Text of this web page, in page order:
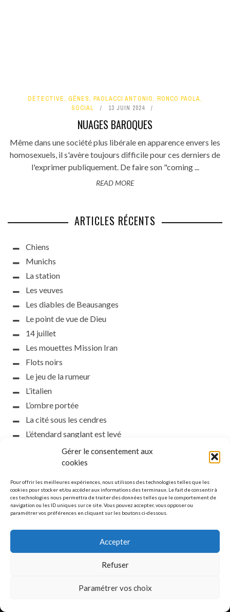
Gérer le consentement aux
cookies
Pour offrir les meilleures expériences, nous utilisons des technologies telles que les
cookies pour stocker et/ou accéder aux informations des terminaux. Le fait de consentir à
ces technologies nous permettra de traiter des données telles que le comportement de
navigation ou les ID uniques sur ce site. Vous pouvez accepter, vous opposer ou
paramétrer vos préférences en cliquant sur les boutons ci-dessous.
Accepter
Refuser
Paramétrer vos choix
DÉTECTIVE, GÊNES, PAOLACCI ANTONIO, RONCO PAOLA,
SOCIAL
13 JUIN 2024
NUAGES BAROQUES
Même dans une société plus libérale en apparence envers les
homosexuels, il s'avère toujours difficile pour ces derniers de
l'exprimer publiquement. De faire son "coming ...
READ MORE
ARTICLES RÉCENTS
Chiens
Munichs
La station
Les veuves
Les diables de Beausanges
Le point de vue de Dieu
14 juillet
Les mouettes Mission Iran
Flots noirs
Le jeu de la rumeur
L’italien
L’ombre portée
La cité sous les cendres
L’étendard sanglant est levé
L’incident d’Helsinki
la petite fasciste
Loch noir
Que s’obscurcissent le soleil et la lumière
MENTIONS LÉGALES